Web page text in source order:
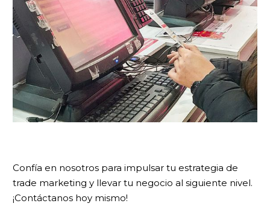
Confía en nosotros para impulsar tu estrategia de
trade marketing y llevar tu negocio al siguiente nivel.
¡Contáctanos hoy mismo!